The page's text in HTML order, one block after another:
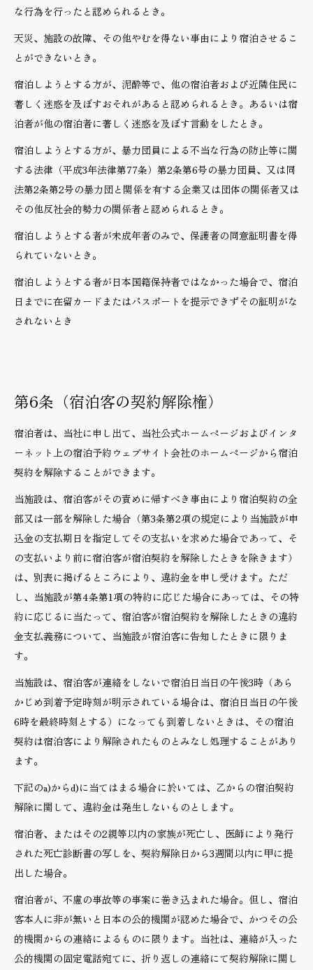
な行為を行ったと認められるとき。
天災、施設の故障、その他やむを得ない事由により宿泊させるこ
とができないとき。
宿泊しようとする方が、泥酔等で、他の宿泊者および近隣住民に
著しく迷惑を及ぼすおそれがあると認められるとき。あるいは宿
泊者が他の宿泊者に著しく迷惑を及ぼす言動をしたとき。
宿泊しようとする方が、暴力団員による不当な行為の防止等に関
する法律（平成3年法律第77条）第2条第6号の暴力団員、又は同
法第2条第2号の暴力団と関係を有する企業又は団体の関係者又は
その他反社会的勢力の関係者と認められるとき。
宿泊しようとする者が未成年者のみで、保護者の同意証明書を得
られていないとき。
宿泊しようとする者が日本国籍保持者ではなかった場合で、宿泊
日までに在留カードまたはパスポートを提示できずその証明がな
されないとき
第6条（宿泊客の契約解除権）
宿泊者は、当社に申し出て、当社公式ホームページおよびインタ
ーネット上の宿泊予約ウェブサイト会社のホームページから宿泊
契約を解除することができます。
当施設は、宿泊客がその責めに帰すべき事由により宿泊契約の全
部又は一部を解除した場合（第3条第2項の規定により当施設が申
込金の支払期日を指定してその支払いを求めた場合であって、そ
の支払いより前に宿泊客が宿泊契約を解除したときを除きます）
は、別表に掲げるところにより、違約金を申し受けます。ただ
し、当施設が第4条第1項の特約に応じた場合にあっては、その特
約に応じるに当たって、宿泊客が宿泊契約を解除したときの違約
金支払義務について、当施設が宿泊客に告知したときに限りま
す。
当施設は、宿泊客が連絡をしないで宿泊日当日の午後3時（あら
かじめ到着予定時刻が明示されている場合は、宿泊日当日の午後
6時を最終時刻とする）になっても到着しないときは、その宿泊
契約は宿泊客により解除されたものとみなし処理することがあり
ます。
下記のa)からd)に当てはまる場合に於いては、乙からの宿泊契約
解除に関して、違約金は発生しないものとします。
宿泊者、またはその2親等以内の家族が死亡し、医師により発行
された死亡診断書の写しを、契約解除日から3週間以内に甲に提
出した場合。
宿泊者が、不慮の事故等の事案に巻き込まれた場合。但し、宿泊
客本人に非が無いと日本の公的機関が認めた場合で、かつその公
的機関からの連絡によるものに限ります。当社は、連絡が入った
公的機関の固定電話宛てに、折り返しの連絡にて契約解除に関し